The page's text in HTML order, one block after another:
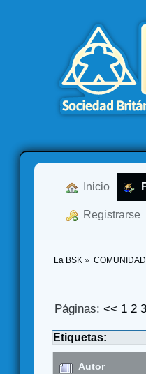
Inicio
Registrarse
La BSK » COMUNIDAD
Páginas:<< 1 2 3
Etiquetas:
Autor